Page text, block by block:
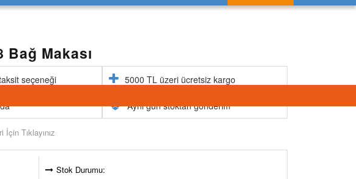
Bağ Makası
seçeneği 5000 TL üzeri ücretsiz kargo
Aynı gün stoktan gönderim
Tıklayınız
Stok Durumu: